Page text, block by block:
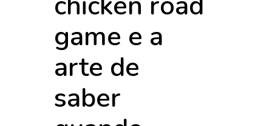
game e a
arte de
saber